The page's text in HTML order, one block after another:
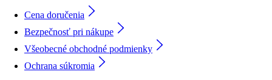
Cena doručenia
Bezpečnosť pri nákupe
Všeobecné obchodné podmienky
Ochrana súkromia